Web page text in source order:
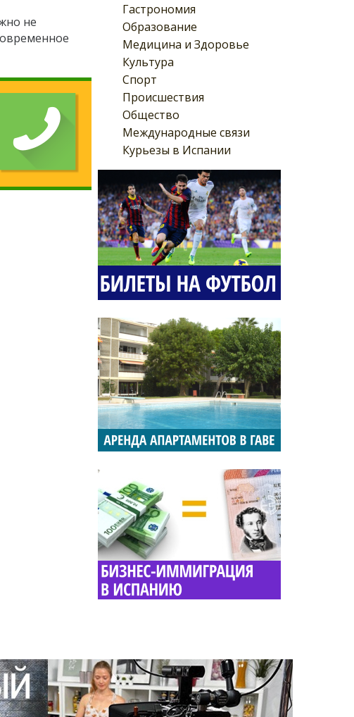
Гастрономия
Образование
Медицина и Здоровье
Культура
Спорт
Происшествия
Общество
Международные связи
Курьезы в Испании
не